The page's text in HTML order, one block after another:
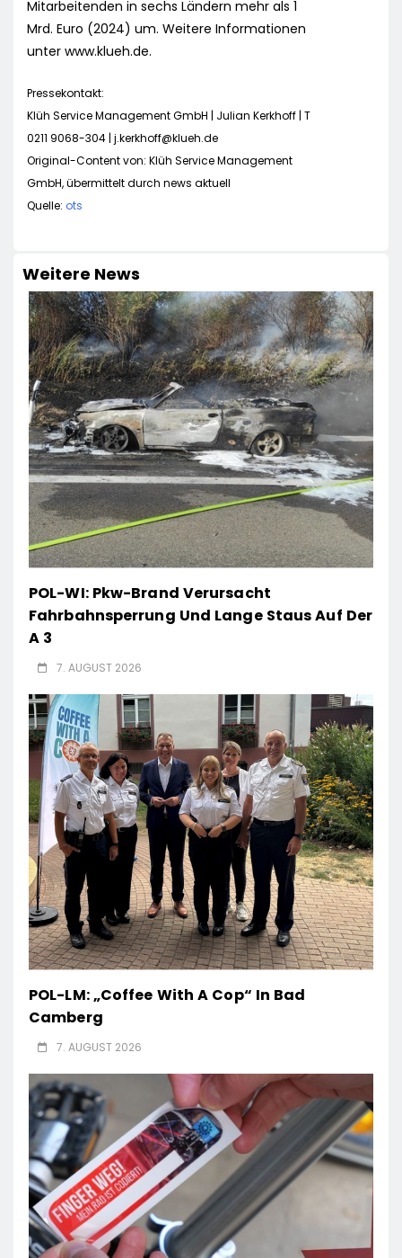
Mitarbeitenden in sechs Ländern mehr als 1
Mrd. Euro (2024) um. Weitere Informationen
unter www.klueh.de.
Pressekontakt:
Klüh Service Management GmbH | Julian Kerkhoff | T
0211 9068-304 | j.kerkhoff@klueh.de
Original-Content von: Klüh Service Management
GmbH, übermittelt durch news aktuell
Quelle: ots
Weitere News
POL-WI: Pkw-Brand Verursacht
Fahrbahnsperrung Und Lange Staus Auf Der
A 3
7. AUGUST 2026
POL-LM: „Coffee With A Cop“ In Bad
Camberg
7. AUGUST 2026